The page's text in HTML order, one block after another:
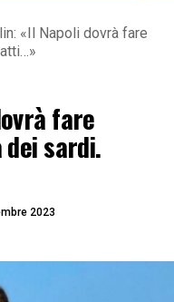
«Il Napoli dovrà fare
fare
sardi.
2023